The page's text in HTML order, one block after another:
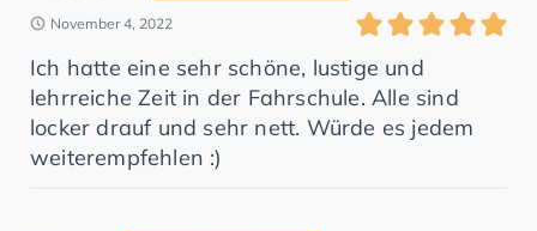
November 4, 2022
Ich hatte eine sehr schöne, lustige und
lehrreiche Zeit in der Fahrschule. Alle sind
locker drauf und sehr nett. Würde es jedem
weiterempfehlen :)